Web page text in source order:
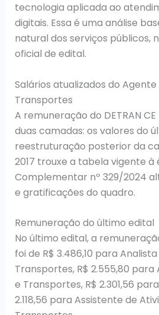
tecnologia aplicada ao
digitais. Essa é uma análise
natural dos serviços públicos,
oficial de edital.
Salários atualizados do
Transportes
A remuneração do DETRAN
duas camadas: os valores do
reestruturação posterior da
2017 trouxe a tabela vigente à
Complementar nº 329/2024
e gratificações do quadro.
Remuneração do último edital
No último edital, a
foi de R$ 3.486,10 para
Transportes, R$ 2.555,80
e Transportes, R$ 2.301,56
2.118,56 para Assistente de